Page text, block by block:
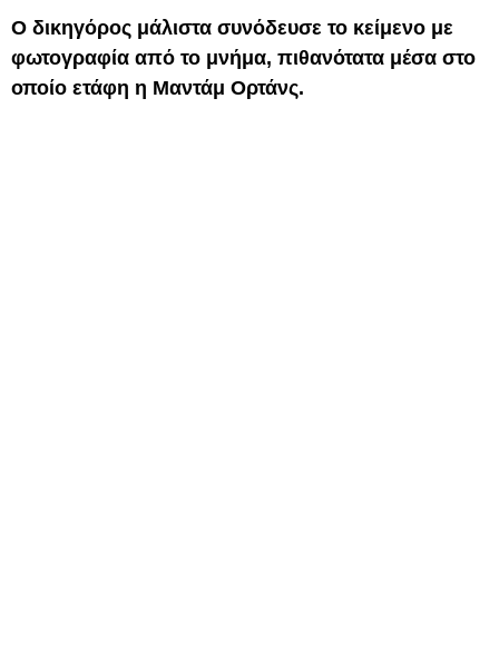
Ο δικηγόρος μάλιστα συνόδευσε το κείμενο με
φωτογραφία από το μνήμα, πιθανότατα μέσα στο
οποίο ετάφη η Μαντάμ Ορτάνς.